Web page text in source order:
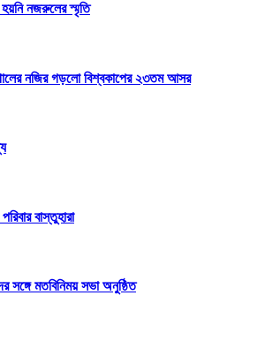
নজরুলের স্মৃতি
নজির গড়লো বিশ্বকাপের ২৩তম আসর
বাস্তুহারা
সঙ্গে মতবিনিময় সভা অনুষ্ঠিত